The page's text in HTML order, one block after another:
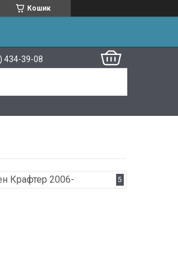
Кошик
434-39-08
Крафтер 2006- 5